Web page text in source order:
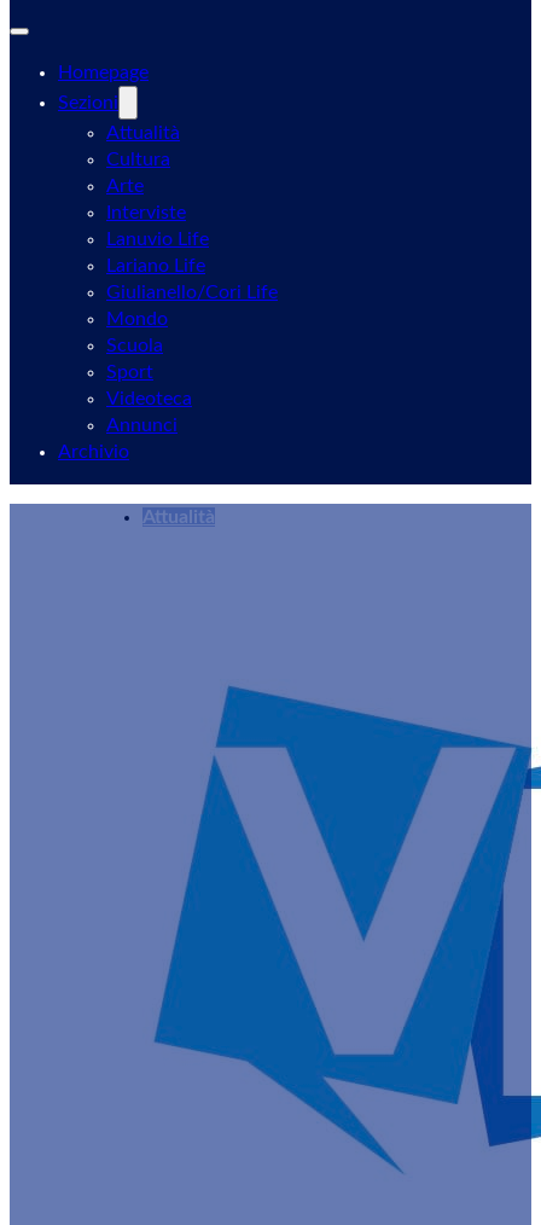
Homepage
Sezioni
Attualità
Cultura
Arte
Interviste
Lanuvio Life
Lariano Life
Giulianello/Cori Life
Mondo
Scuola
Sport
Videoteca
Annunci
Archivio
Attualità